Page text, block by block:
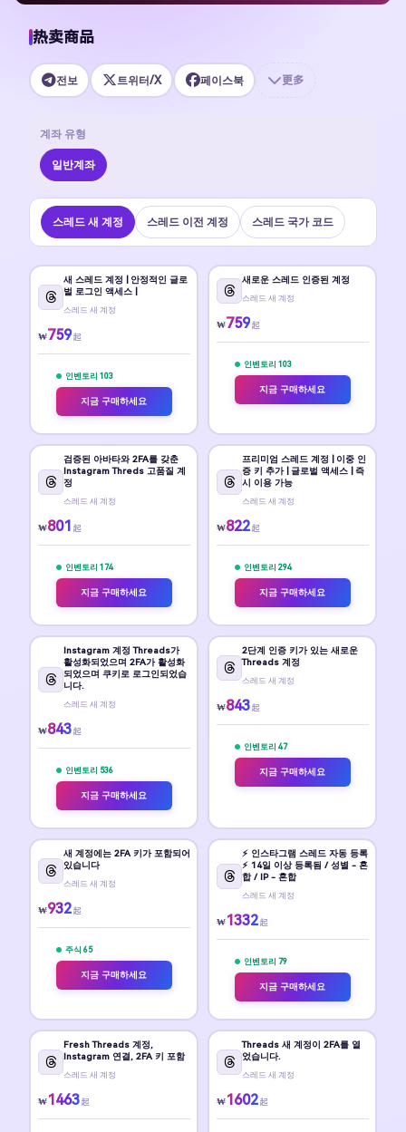
热卖商品
전보 트위터/X 페이스북 更多
계좌 유형
일반계좌
스레드 새 계정 스레드 이전 계정 스레드 국가 코드
새 스레드 계정 | 안정적인 글로
벌 로그인 액세스 |
스레드 새 계정
₩759 起
인벤토리 103
지금 구매하세요
새로운 스레드 인증된 계정
스레드 새 계정
₩759 起
인벤토리 103
지금 구매하세요
검증된 아바타와 2FA를 갖춘
Instagram Threds 고품질 계
정
스레드 새 계정
₩801 起
인벤토리 174
지금 구매하세요
프리미엄 스레드 계정 | 이중 인
증 키 추가 | 글로벌 액세스 | 즉
시 이용 가능
스레드 새 계정
₩822 起
인벤토리 294
지금 구매하세요
Instagram 계정 Threads가
활성화되었으며 2FA가 활성화
되었으며 쿠키로 로그인되었습
니다.
스레드 새 계정
₩843 起
인벤토리 536
지금 구매하세요
2단계 인증 키가 있는 새로운
Threads 계정
스레드 새 계정
₩843 起
인벤토리 47
지금 구매하세요
새 계정에는 2FA 키가 포함되어
있습니다
스레드 새 계정
₩932 起
주식 65
지금 구매하세요
⚡️ 인스타그램 스레드 자동 등록
⚡️ 14일 이상 등록됨 / 성별 - 혼
합 / IP - 혼합
스레드 새 계정
₩1332 起
인벤토리 79
지금 구매하세요
Fresh Threads 계정,
Instagram 연결, 2FA 키 포함
스레드 새 계정
₩1463 起
Threads 새 계정이 2FA를 열
었습니다.
스레드 새 계정
₩1602 起